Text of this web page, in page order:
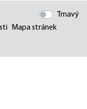
Tmavý
Mapa stránek